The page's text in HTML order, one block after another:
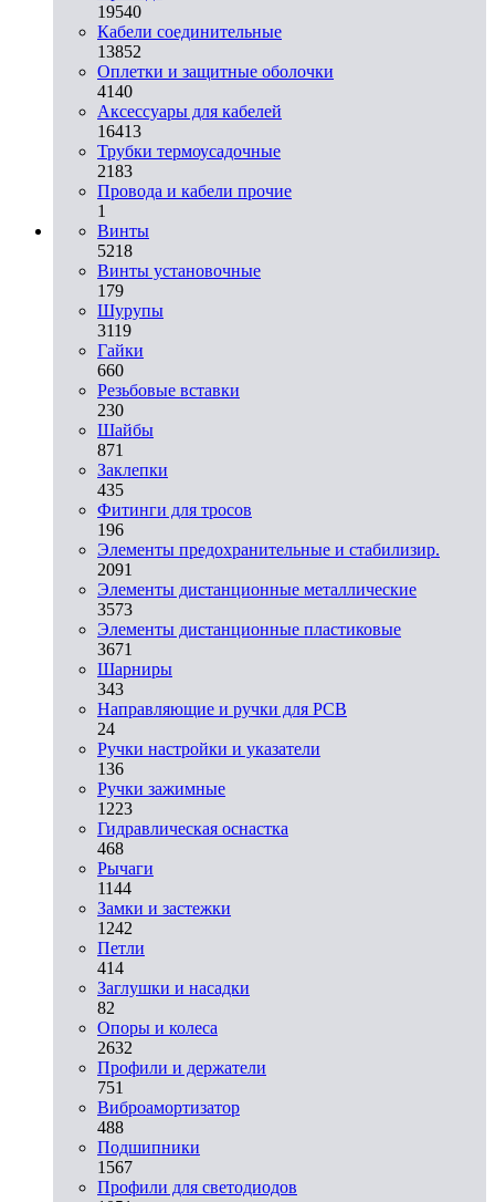
19540
Кабели соединительные
13852
Оплетки и защитные оболочки
4140
Аксессуары для кабелей
16413
Трубки термоусадочные
2183
Провода и кабели прочие
1
Винты
5218
Винты установочные
179
Шурупы
3119
Гайки
660
Резьбовые вставки
230
Шайбы
871
Заклепки
435
Фитинги для тросов
196
Элементы предохранительные и стабилизир.
2091
Элементы дистанционные металлические
3573
Элементы дистанционные пластиковые
3671
Шарниры
343
Направляющие и ручки для PCB
24
Ручки настройки и указатели
136
Ручки зажимные
1223
Гидравлическая оснастка
468
Рычаги
1144
Замки и застежки
1242
Петли
414
Заглушки и насадки
82
Опоры и колеса
2632
Профили и держатели
751
Виброамортизатор
488
Подшипники
1567
Профили для светодиодов